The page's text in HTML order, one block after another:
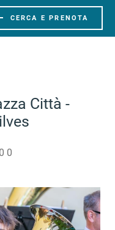
CERCA E PRENOTA
Città -